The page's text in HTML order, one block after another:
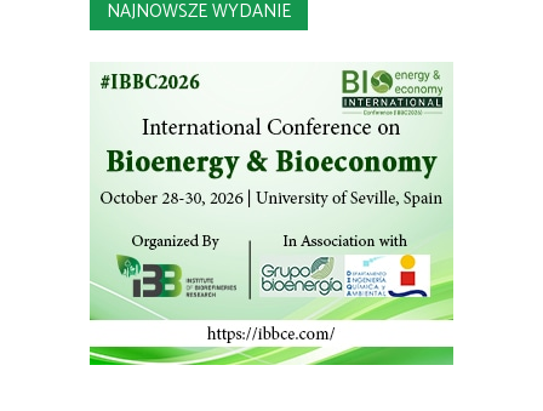
NAJNOWSZE WYDANIE